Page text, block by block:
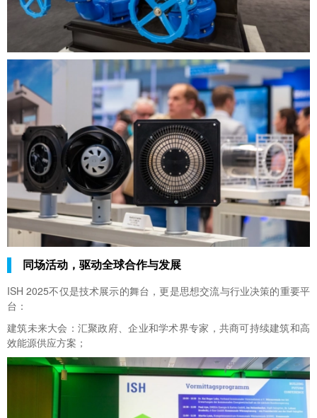
同场活动，驱动全球合作与发展
ISH 2025不仅是技术展示的舞台，更是思想交流与行业决策的重要平
台：
建筑未来大会：汇聚政府、企业和学术界专家，共商可持续建筑和高
效能源供应方案；